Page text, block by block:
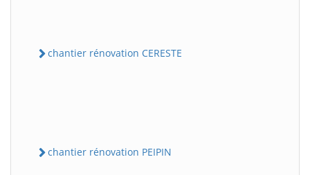
chantier rénovation CERESTE
chantier rénovation PEIPIN